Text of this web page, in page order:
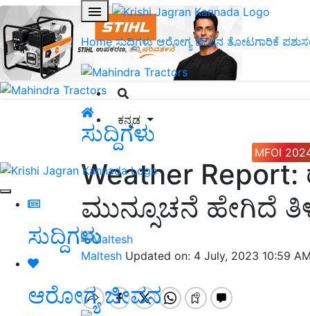
Home ಸುದ್ದಿಗಳು ಆರೋಗ್ಯ ಜೀವನ ತೋಟಗಾರಿಕೆ
ಕನ್ನಡ
MFOI
ಸುದ್ದಿಗಳು
ಆರೋಗ್ಯ ಜೀವನ
ಸುದ್ದಿಗಳು
Weather
ಮುನ್ಸೂಚನೆ ಹೇಗಿದೆ
Maltesh Updated on: 4 July, 2023 10:59